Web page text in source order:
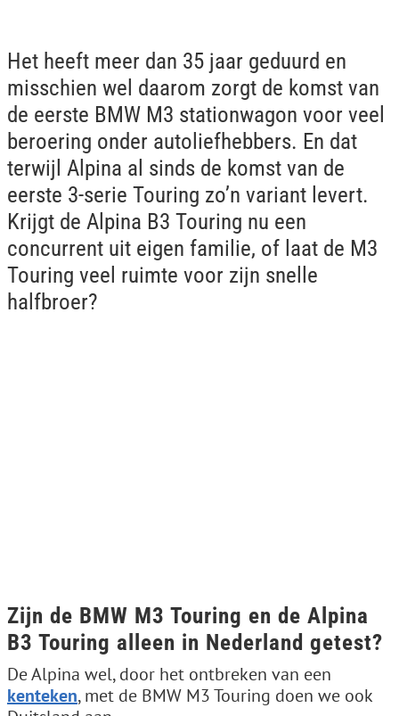
Het heeft meer dan 35 jaar geduurd en
misschien wel daarom zorgt de komst van
de eerste BMW M3 stationwagon voor veel
beroering onder autoliefhebbers. En dat
terwijl Alpina al sinds de komst van de
eerste 3-serie Touring zo’n variant levert.
Krijgt de Alpina B3 Touring nu een
concurrent uit eigen familie, of laat de M3
Touring veel ruimte voor zijn snelle
halfbroer?
Zijn de BMW M3 Touring en de Alpina
B3 Touring alleen in Nederland getest?
De Alpina wel, door het ontbreken van een
kenteken, met de BMW M3 Touring doen we ook